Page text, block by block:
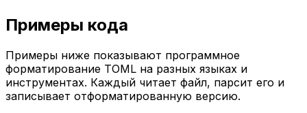
Примеры кода
Примеры ниже показывают программное
форматирование TOML на разных языках и
инструментах. Каждый читает файл, парсит его и
записывает отформатированную версию.